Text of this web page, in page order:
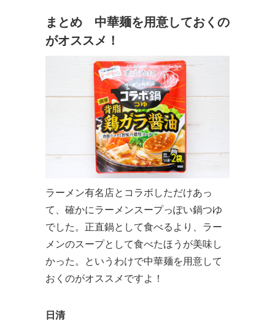
まとめ 中華麺を用意しておくの
がオススメ！
ラーメン有名店とコラボしただけあっ
て、確かにラーメンスープっぽい鍋つゆ
でした。正直鍋として食べるより、ラー
メンのスープとして食べたほうが美味し
かった。というわけで中華麺を用意して
おくのがオススメですよ！
日清